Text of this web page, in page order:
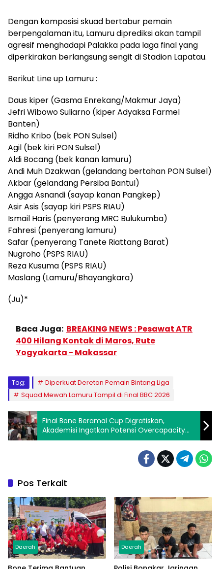
Dengan komposisi skuad bertabur pemain
berpengalaman itu, Lamuru diprediksi akan tampil
agresif menghadapi Palakka pada laga final yang
diperkirakan berlangsung sengit di Stadion Lapatau.
Berikut Line up Lamuru :
Daus kiper (Gasma Enrekang/Makmur Jaya)
Jefri Wibowo Suliarno (kiper Adyaksa Farmel
Banten)
Ridho Kribo (bek PON Sulsel)
Agil (bek kiri PON Sulsel)
Aldi Bocang (bek kanan lamuru)
Andi Muh Dzakwan (gelandang bertahan PON Sulsel)
Akbar (gelandang Persiba Bantul)
Angga Asnandi (sayap kanan Pangkep)
Asir Asis (sayap kiri PSPS RIAU)
Ismail Haris (penyerang MRC Bulukumba)
Fahresi (penyerang lamuru)
Safar (penyerang Tanete Riattang Barat)
Nugroho (PSPS RIAU)
Reza Kusuma (PSPS RIAU)
Maslang (Lamuru/Bhayangkara)
(Ju)*
Baca Juga: BREAKING NEWS : Pesawat ATR
400 Hilang Kontak di Maros, Rute
Yogyakarta - Makassar
Tag:
Diperkuat Deretan Pemain Bintang Liga
Squad Mewah Lamuru Tampil di Final BBC 2026
Final Bone Beramal Cup Digratiskan,
Akademisi Ingatkan Potensi Overcapacity
dan Desak Pengamanan Ketat
Pos Terkait
Daerah Daerah